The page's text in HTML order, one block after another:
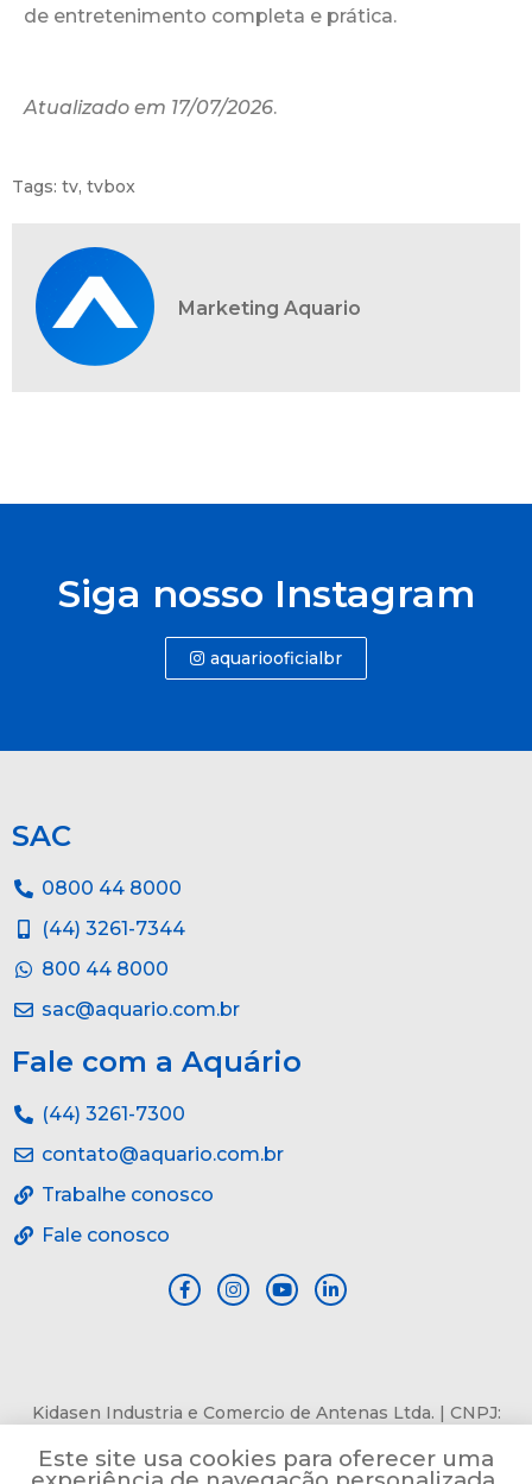
de entretenimento completa e prática.
Atualizado em 17/07/2026.
Tags: tv, tvbox
Marketing Aquario
Siga nosso Instagram
aquariooficialbr
SAC
0800 44 8000
(44) 3261-7344
800 44 8000
sac@aquario.com.br
Fale com a Aquário
(44) 3261-7300
contato@aquario.com.br
Trabalhe conosco
Fale conosco
Kidasen Industria e Comercio de Antenas Ltda. | CNPJ:
Bertioga, Maringá, PR, CEP: 87055-405
Este site usa cookies para oferecer uma